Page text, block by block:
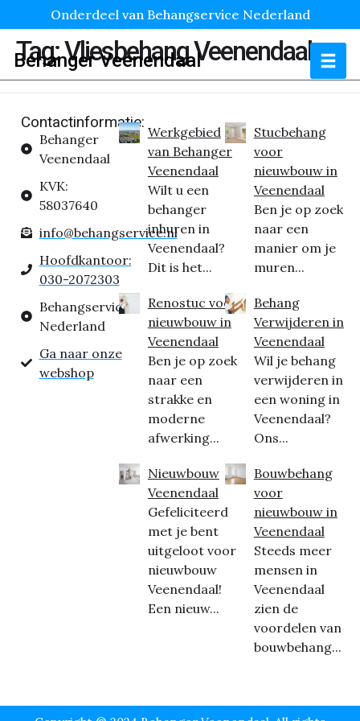
Onderdeel van Behangservice Nederland
Behanger Veenendaal
Tag:Vliesbehang Veenendaal
Contactinformatie:
Behanger
Veenendaal
KVK:
58037640
info@behangservice.nl
Hoofdkantoor:
030-2072303
Behangservice
Nederland
Ga naar onze
webshop
Werkgebied
van Behanger
Veenendaal
Wilt u een
behanger
inhuren in
Veenendaal?
Dit is het...
Renostuc voor
nieuwbouw in
Veenendaal
Ben je op zoek
naar een
strakke en
moderne
afwerking...
Nieuwbouw
Veenendaal
Gefeliciteerd
met je bent
uitgeloot voor
nieuwbouw
Veenendaal!
Een nieuw...
Stucbehang
voor
nieuwbouw in
Veenendaal
Ben je op zoek
naar een
manier om je
muren...
Behang
Verwijderen in
Veenendaal
Wil je behang
verwijderen in
een woning in
Veenendaal?
Ons...
Bouwbehang
voor
nieuwbouw in
Veenendaal
Steeds meer
mensen in
Veenendaal
zien de
voordelen van
bouwbehang...